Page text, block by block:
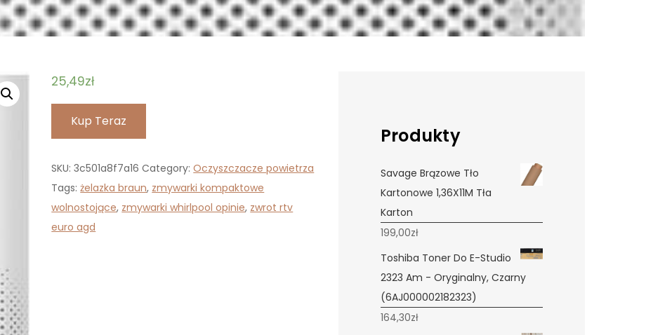
25,49zł
Kup Teraz
SKU:3c501a8f7a16 Category:Oczyszczacze powietrza
Tags:żelazka braun, zmywarki kompaktowe
wolnostojące, zmywarki whirlpool opinie, zwrot rtv
euro agd
Produkty
Savage Brązowe Tło
Kartonowe 1,36X11M Tła
Karton
199,00zł
Toshiba Toner Do E-Studio
2323 Am - Oryginalny, Czarny
(6AJ000002182323)
164,30zł